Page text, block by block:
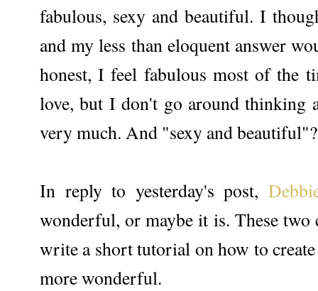
fabulous, sexy and beautiful. I
and my less than eloquent answer
honest, I feel fabulous most of the
love, but I don't go around thinking
very much. And "sexy and
In reply to yesterday's post,
wonderful, or maybe it is. These two
write a short tutorial on how to
more wonderful.